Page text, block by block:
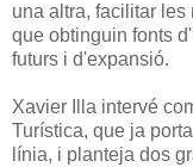
una altra, facilitar
que obtinguin fonts
futurs i d'expansió.
Xavier Illa intervé
Turística, que ja
línia, i planteja dos